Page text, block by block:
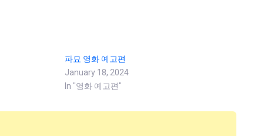
파묘 영화 예고편
January 18, 2024
In "영화 예고편"